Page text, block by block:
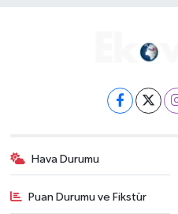
Hava Durumu
Puan Durumu ve Fikstür